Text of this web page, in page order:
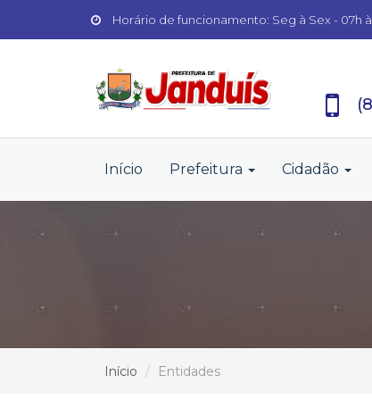
Horário de funcionamento: Seg à Sex - 07h
Início Prefeitura Cidadão
Início Entidades